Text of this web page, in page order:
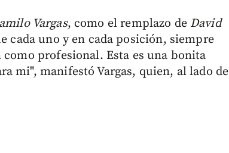
Vargas, como el remplazo de David
cada uno y en cada posición, siempre
profesional. Esta es una bonita
mi", manifestó Vargas, quien, al lado de